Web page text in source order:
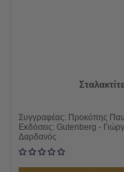
Συγγραφέας: Προκόπης
Εκδόσεις: Gutenberg -
Δαρδανός